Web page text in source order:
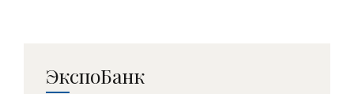
ЭкспоБанк